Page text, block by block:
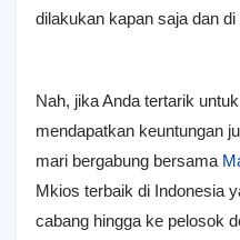
dilakukan kapan saja dan
Nah, jika Anda tertarik
mendapatkan keuntungan
mari bergabung bersama
Mkios terbaik di Indonesia
cabang hingga ke pelosok